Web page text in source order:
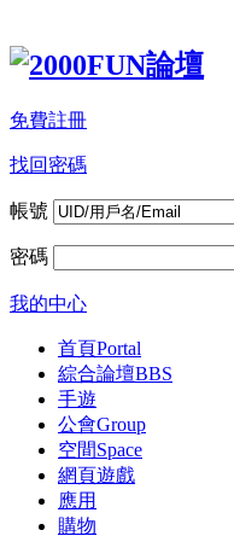
免費註冊
找回密碼
帳號
密碼
我的中心
首頁Portal
綜合論壇BBS
手遊
公會Group
空間Space
網頁遊戲
應用
購物